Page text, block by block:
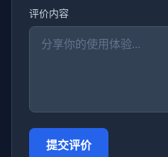
评价内容
提交评价